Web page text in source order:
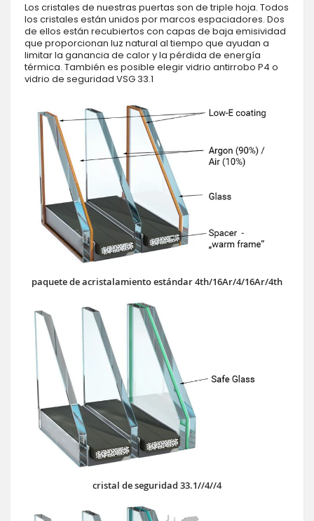
Los cristales de nuestras puertas son de triple hoja. Todos
los cristales están unidos por marcos espaciadores. Dos
de ellos están recubiertos con capas de baja emisividad
que proporcionan luz natural al tiempo que ayudan a
limitar la ganancia de calor y la pérdida de energía
térmica. También es posible elegir vidrio antirrobo P4 o
vidrio de seguridad VSG 33.1
paquete de acristalamiento estándar 4th/16Ar/4/16Ar/4th
cristal de seguridad 33.1//4//4